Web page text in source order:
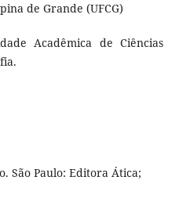
de Grande (UFCG)
Acadêmica de Ciências
São Paulo: Editora Ática;